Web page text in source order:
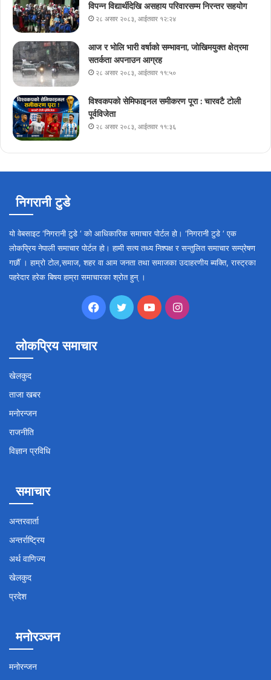
विपन्न विद्यार्थीदेखि असहाय परिवारसम्म निरन्तर सहयोग
२८ असार २०८३, आईतवार १२:२४
आज र भोलि भारी वर्षाको सम्भावना, जोखिमयुक्त क्षेत्रमा
सतर्कता अपनाउन आग्रह
२८ असार २०८३, आईतवार ११:५०
विश्वकपको सेमिफाइनल समीकरण पूरा : चारवटै टोली
पूर्वविजेता
२८ असार २०८३, आईतवार ११:३६
निगरानी टुडे
यो वेबसाइट ‘निगरानी टुडे ‘ को आधिकारिक समाचार पोर्टल हो। ‘निगरानी टुडे ‘ एक
लोकप्रिय नेपाली समाचार पोर्टल हो। हामी सत्य तथ्य निश्पक्ष र सन्तुलित समाचार सम्प्रेषण
गर्छौँ । हाम्रो टोल,समाज, शहर वा आम जनता तथा समाजका उदाहरणीय ब्यक्ति, रास्ट्रका
पहरेदार हरेक बिषय हाम्रा समाचारका श्रोत हुन् ।
Facebook
TwitterYouTubeInstagram
लोकप्रिय समाचार
खेलकुद
ताजा खबर
मनोरन्जन
राजनीति
विज्ञान प्रविधि
समाचार
अन्तरवार्ता
अन्तर्राष्ट्रिय
अर्थ वाणिज्य
खेलकुद
प्रदेश
मनोरञ्जन
मनोरन्जन